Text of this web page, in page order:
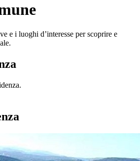
e i luoghi d’interesse per scoprire e